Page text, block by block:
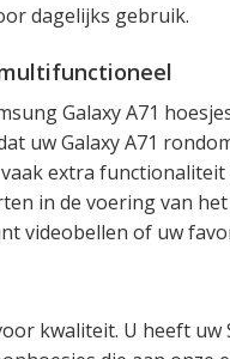
dagelijks gebruik.
Galaxy A71
uw Galaxy A71
extra
in de voering van
videobellen of uw
kwaliteit. U heeft